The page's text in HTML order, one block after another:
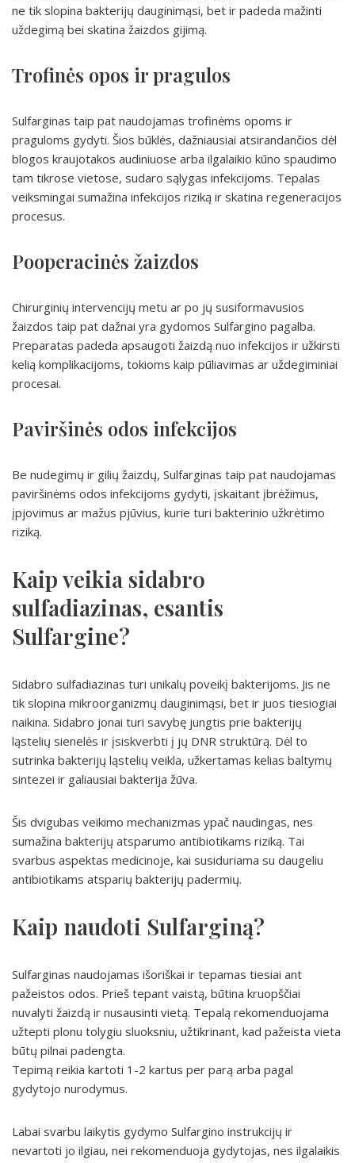
ne tik slopina bakterijų dauginimąsi, bet ir padeda mažinti
uždegimą bei skatina žaizdos gijimą.
Trofinės opos ir pragulos
Sulfarginas taip pat naudojamas trofinėms opoms ir
praguloms gydyti. Šios būklės, dažniausiai atsirandančios dėl
blogos kraujotakos audiniuose arba ilgalaikio kūno spaudimo
tam tikrose vietose, sudaro sąlygas infekcijoms. Tepalas
veiksmingai sumažina infekcijos riziką ir skatina regeneracijos
procesus.
Pooperacinės žaizdos
Chirurginių intervencijų metu ar po jų susiformavusios
žaizdos taip pat dažnai yra gydomos Sulfargino pagalba.
Preparatas padeda apsaugoti žaizdą nuo infekcijos ir užkirsti
kelią komplikacijoms, tokioms kaip pūliavimas ar uždegiminiai
procesai.
Paviršinės odos infekcijos
Be nudegimų ir gilių žaizdų, Sulfarginas taip pat naudojamas
paviršinėms odos infekcijoms gydyti, įskaitant įbrėžimus,
įpjovimus ar mažus pjūvius, kurie turi bakterinio užkrėtimo
riziką.
Kaip veikia sidabro
sulfadiazinas, esantis
Sulfargine?
Sidabro sulfadiazinas turi unikalų poveikį bakterijoms. Jis ne
tik slopina mikroorganizmų dauginimąsi, bet ir juos tiesiogiai
naikina. Sidabro jonai turi savybę jungtis prie bakterijų
ląstelių sienelės ir įsiskverbti į jų DNR struktūrą. Dėl to
sutrinka bakterijų ląstelių veikla, užkertamas kelias baltymų
sintezei ir galiausiai bakterija žūva.
Šis dvigubas veikimo mechanizmas ypač naudingas, nes
sumažina bakterijų atsparumo antibiotikams riziką. Tai
svarbus aspektas medicinoje, kai susiduriama su daugeliu
antibiotikams atsparių bakterijų padermių.
Kaip naudoti Sulfarginą?
Sulfarginas naudojamas išoriškai ir tepamas tiesiai ant
pažeistos odos. Prieš tepant vaistą, būtina kruopščiai
nuvalyti žaizdą ir nusausinti vietą. Tepalą rekomenduojama
užtepti plonu tolygiu sluoksniu, užtikrinant, kad pažeista vieta
būtų pilnai padengta.
Tepimą reikia kartoti 1-2 kartus per parą arba pagal
gydytojo nurodymus.
Labai svarbu laikytis gydymo Sulfargino instrukcijų ir
nevartoti jo ilgiau, nei rekomenduoja gydytojas, nes ilgalaikis